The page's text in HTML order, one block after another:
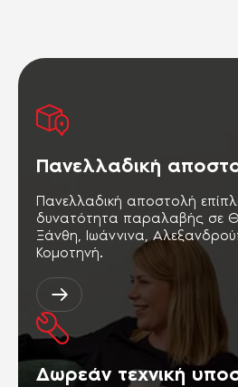
Πανελλαδική
Πανελλαδική αποστολή
δυνατότητα παραλαβής σε
Ξάνθη, Ιωάννινα,
Κομοτηνή.
Δωρεάν τεχνική